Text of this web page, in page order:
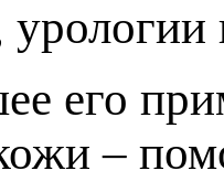
урологии
его
–